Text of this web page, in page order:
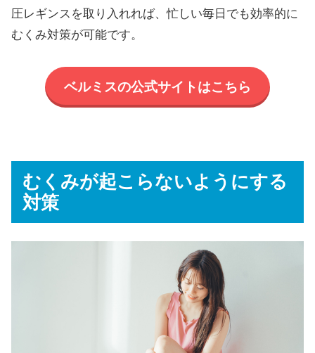
圧レギンスを取り入れれば、忙しい毎日でも効率的に
むくみ対策が可能です。
ベルミスの公式サイトはこちら
むくみが起こらないようにする
対策